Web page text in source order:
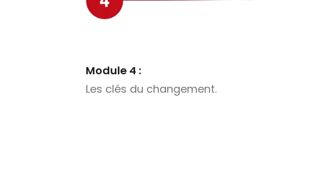
Module 4 :
Les clés du changement.